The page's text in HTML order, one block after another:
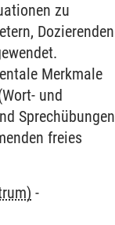
zu
Dozierenden
Merkmale
und
Sprechübungen
freies
-